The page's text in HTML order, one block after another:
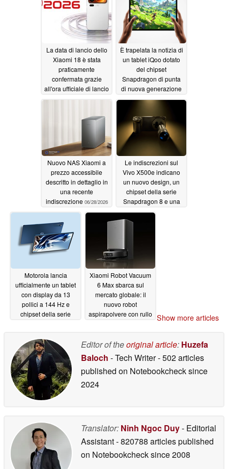
La data di lancio dello
Xiaomi 18 è stata
praticamente
confermata grazie
all'ora ufficiale di lancio
dello Snapdragon 8
È trapelata la notizia di
un tablet iQoo dotato
del chipset
Snapdragon di punta
di nuova generazione
06/30/2026
Nuovo NAS Xiaomi a
prezzo accessibile
descritto in dettaglio in
una recente
indiscrezione 06/28/2026
Le indiscrezioni sul
Vivo X500e indicano
un nuovo design, un
chipset della serie
Snapdragon 8 e una
fotocamera ottimizzata
da Zeiss
Motorola lancia
ufficialmente un tablet
con display da 13
pollici a 144 Hz e
chipset della serie
Xiaomi Robot Vacuum
6 Max sbarca sul
mercato globale: il
nuovo robot
aspirapolvere con rullo
06/26/2026
Show more articles
Editor of theoriginal article: Huzefa
Baloch - Tech Writer- 502 articles
published on Notebookchecksince
2024
Translator: Ninh Ngoc Duy- Editorial
Assistant- 820788 articles published
on Notebookchecksince 2008